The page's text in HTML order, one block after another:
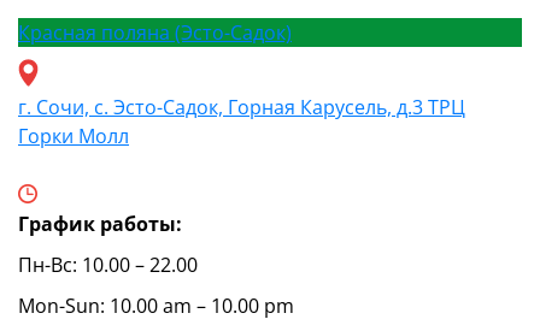
Красная поляна (Эсто-Садок)
г. Сочи, с. Эсто-Садок, Горная Карусель, д.3 ТРЦ
Горки Молл
График работы:
Пн-Вс: 10.00 – 22.00
Mon-Sun: 10.00 am – 10.00 pm